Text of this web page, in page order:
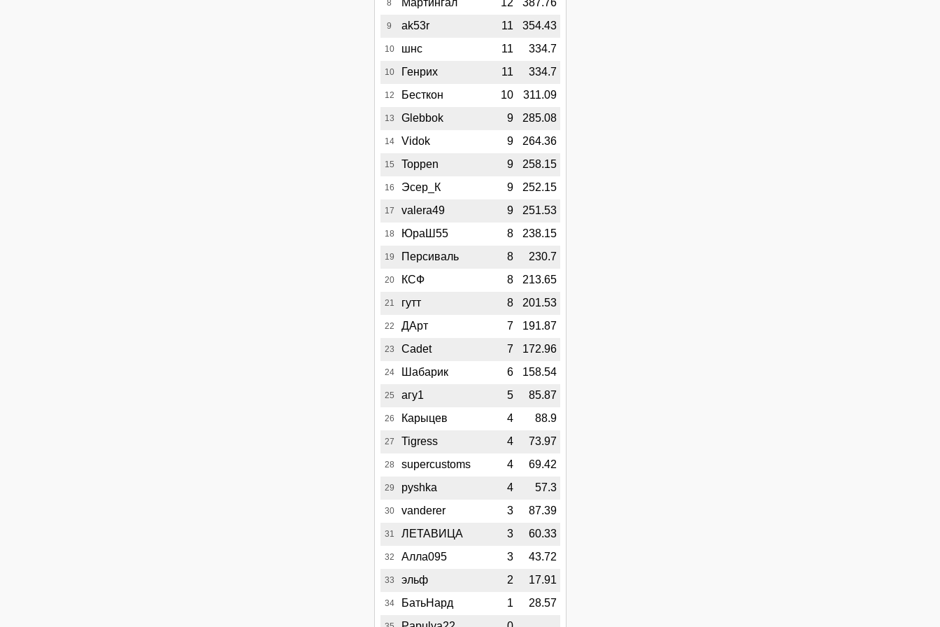
8 Мартингал 12 387.76
9 ak53r 11 354.43
10 шнс 11 334.7
10 Генрих 11 334.7
12 Бесткон 10 311.09
13 Glebbok 9 285.08
14 Vidok 9 264.36
15 Toppen 9 258.15
16 Эсер_К 9 252.15
17 valera49 9 251.53
18 ЮраШ55 8 238.15
19 Персиваль 8 230.7
20 КСФ 8 213.65
21 гутт 8 201.53
22 ДАрт 7 191.87
23 Cadet 7 172.96
24 Шабарик 6 158.54
25 агу1 5 85.87
26 Карыцев 4 88.9
27 Tigress 4 73.97
28 supercustoms 4 69.42
29 pyshka 4 57.3
30 vanderer 3 87.39
31 ЛЕТАВИЦА 3 60.33
32 Алла095 3 43.72
33 эльф 2 17.91
34 БатьНард 1 28.57